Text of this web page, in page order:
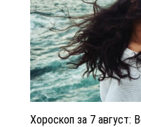
Хороскоп за 7 август: